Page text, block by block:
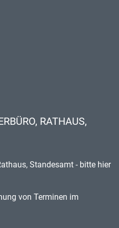
RATHAUS,
Standesamt - bitte hier
von Terminen im